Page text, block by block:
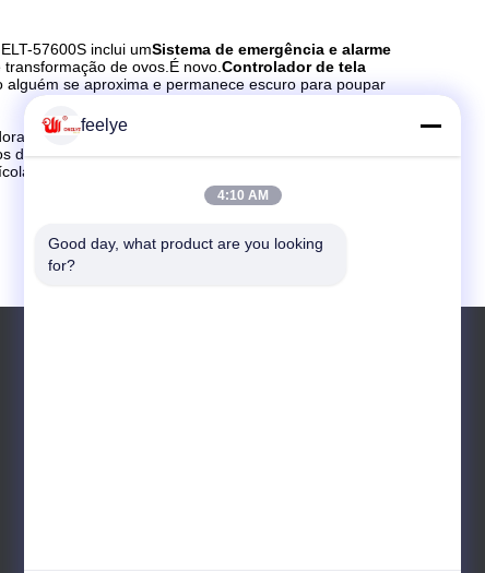
57600S inclui umSistema de emergência e alarme
de ovos É novo. Controlador de tela
se aproxima e permanece escuro para poupar
africanas não só conseguem taxas de incubação
de electricidade significativamente mais baixosEste não
competitivo.
feelye
4:10 AM
Good day, what product are you looking
for?